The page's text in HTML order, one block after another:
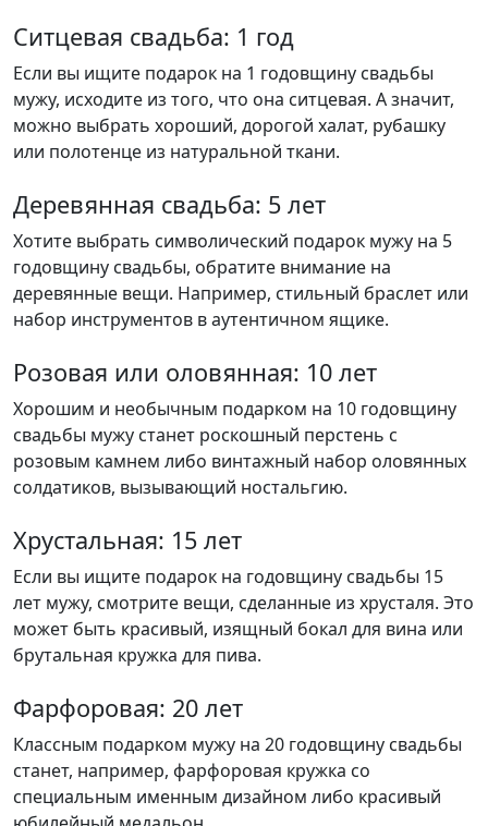
Ситцевая свадьба: 1 год
Если вы ищите подарок на 1 годовщину свадьбы
мужу, исходите из того, что она ситцевая. А значит,
можно выбрать хороший, дорогой халат, рубашку
или полотенце из натуральной ткани.
Деревянная свадьба: 5 лет​
Хотите выбрать символический подарок мужу на 5
годовщину свадьбы, обратите внимание на
деревянные вещи. Например, стильный браслет или
набор инструментов в аутентичном ящике.
Розовая или оловянная: 10 лет​
Хорошим и необычным подарком на 10 годовщину
свадьбы мужу станет роскошный перстень с
розовым камнем либо винтажный набор оловянных
солдатиков, вызывающий ностальгию.
Хрустальная: 15 лет
Если вы ищите подарок на годовщину свадьбы 15
лет мужу, смотрите вещи, сделанные из хрусталя. Это
может быть красивый, изящный бокал для вина или
брутальная кружка для пива.
Фарфоровая: 20 лет
Классным подарком мужу на 20 годовщину свадьбы
станет, например, фарфоровая кружка со
специальным именным дизайном либо красивый